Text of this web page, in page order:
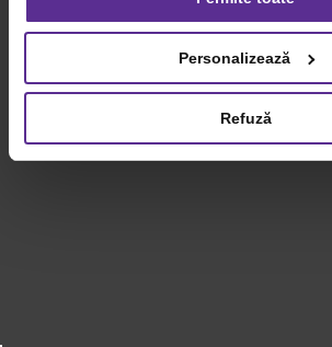
privind utilizarea modulelor cookie.Detalii
Personalizează
Refuză